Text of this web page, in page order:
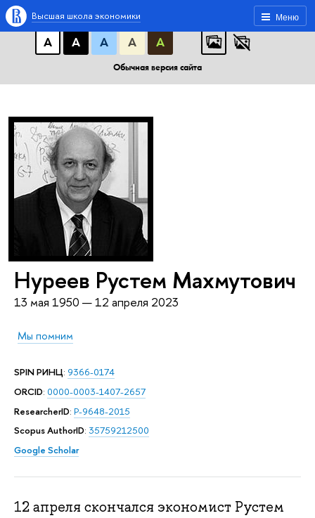
A A A АБB
АБB
А
А А А А
Обычная версия сайта
Меню
Высшая школа экономики
Нуреев Рустем Махмутович
13 мая 1950 — 12 апреля 2023
Мы помним
SPIN РИНЦ: 9366-0174
ORCID: 0000-0003-1407-2657
ResearcherID: P-9648-2015
Scopus AuthorID: 35759212500
Google Scholar
12 апреля скончался экономист Рустем